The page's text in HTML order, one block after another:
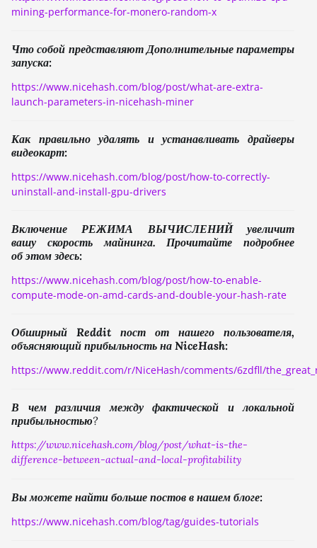
mining-performance-for-monero-random-x
Что собой представляют Дополнительные параметры
запуска:
https://www.nicehash.com/blog/post/what-are-extra-
launch-parameters-in-nicehash-miner
Как правильно удалять и устанавливать драйверы
видеокарт:
https://www.nicehash.com/blog/post/how-to-correctly-
uninstall-and-install-gpu-drivers
Включение РЕЖИМА ВЫЧИСЛЕНИЙ увеличит
вашу скорость майнинга. Прочитайте подробнее
об этом здесь:
https://www.nicehash.com/blog/post/how-to-enable-
compute-mode-on-amd-cards-and-double-your-hash-rate
Обширный Reddit пост от нашего пользователя,
объясняющий прибыльность на NiceHash:
https://www.reddit.com/r/NiceHash/comments/6zdfll/
В чем различия между фактической и локальной
прибыльностью?
https://www.nicehash.com/blog/post/what-is-the-
difference-between-actual-and-local-profitability
Вы можете найти больше постов в нашем блоге:
https://www.nicehash.com/blog/tag/guides-tutorials